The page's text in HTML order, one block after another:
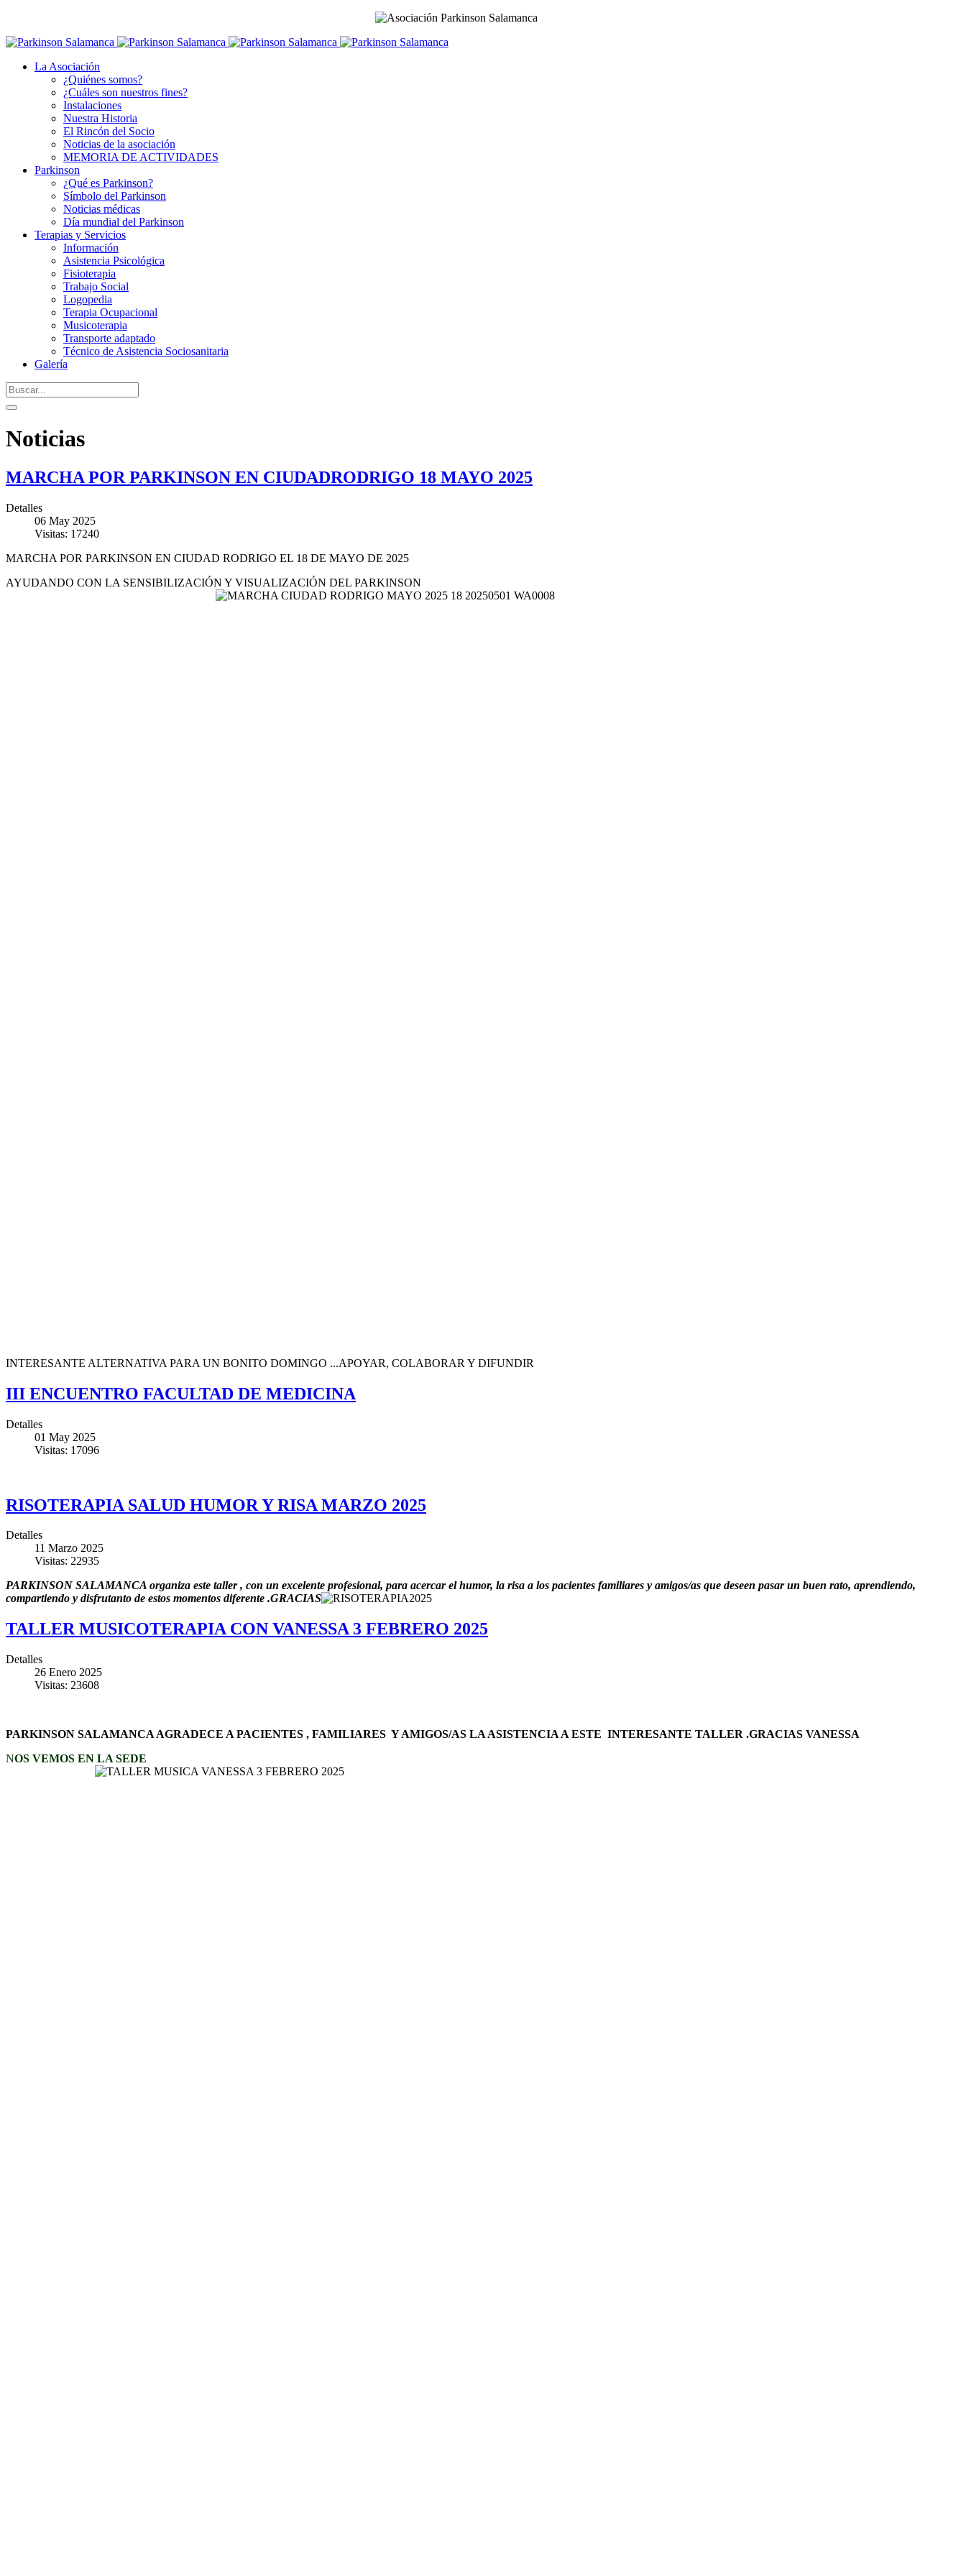
La Asociación
¿Quiénes somos?
¿Cuáles son nuestros fines?
Instalaciones
Nuestra Historia
El Rincón del Socio
Noticias de la asociación
MEMORIA DE ACTIVIDADES
Parkinson
¿Qué es Parkinson?
Símbolo del Parkinson
Noticias médicas
Día mundial del Parkinson
Terapias y Servicios
Información
Asistencia Psicológica
Fisioterapia
Trabajo Social
Logopedia
Terapia Ocupacional
Musicoterapia
Transporte adaptado
Técnico de Asistencia Sociosanitaria
Galería
Noticias
MARCHA POR PARKINSON EN CIUDADRODRIGO 18 MAYO 2025
Detalles
06 May 2025
Visitas: 17240
MARCHA POR PARKINSON EN CIUDAD RODRIGO EL 18 DE MAYO DE 2025
AYUDANDO CON LA SENSIBILIZACIÓN Y VISUALIZACIÓN DEL PARKINSON
INTERESANTE ALTERNATIVA PARA UN BONITO DOMINGO ...APOYAR, COLABORAR Y DIFUNDIR
III ENCUENTRO FACULTAD DE MEDICINA
Detalles
01 May 2025
Visitas: 17096
RISOTERAPIA SALUD HUMOR Y RISA MARZO 2025
Detalles
11 Marzo 2025
Visitas: 22935
PARKINSON SALAMANCA organiza este taller , con un excelente profesional, para acercar el humor, la risa a los pacientes familiares y amigos/as que deseen pasar un buen rato, aprendiendo,
compartiendo y disfrutanto de estos momentos diferente .GRACIAS
TALLER MUSICOTERAPIA CON VANESSA 3 FEBRERO 2025
Detalles
26 Enero 2025
Visitas: 23608
PARKINSON SALAMANCA AGRADECE A PACIENTES , FAMILIARES Y AMIGOS/AS LA ASISTENCIA A ESTE INTERESANTE TALLER .GRACIAS VANESSA
NOS VEMOS EN LA SEDE